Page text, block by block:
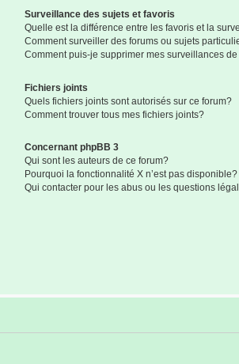
Surveillance des sujets et favoris
Quelle est la différence entre les favoris et la
Comment surveiller des forums ou sujets
Comment puis-je supprimer mes surveillances
Fichiers joints
Quels fichiers joints sont autorisés sur ce forum?
Comment trouver tous mes fichiers joints?
Concernant phpBB 3
Qui sont les auteurs de ce forum?
Pourquoi la fonctionnalité X n’est pas disponible?
Qui contacter pour les abus ou les questions